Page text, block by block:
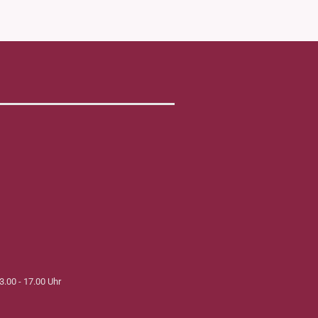
- 17.00 Uhr